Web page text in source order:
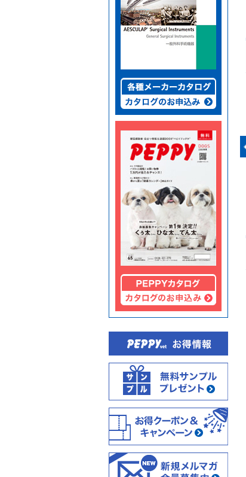
◆劇)ｲｿﾌﾙﾗﾝ吸入麻酔
液｢VTRS｣ ｳﾞｨｱﾄﾘｽ...
ペピイマジカルシーツ
（中厚型ペットシー